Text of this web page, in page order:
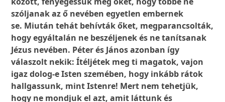
szóljanak az ő nevében egyetlen embernek
se. Miután tehát behívták őket, megparancsolták,
hogy egyáltalán ne beszéljenek és ne tanítsanak
Jézus nevében. Péter és János azonban így
válaszolt nekik: Ítéljétek meg ti magatok, vajon
igaz dolog-e Isten szemében, hogy inkább rátok
hallgassunk, mint Istenre! Mert nem tehetjük,
hogy ne mondjuk el azt, amit láttunk és